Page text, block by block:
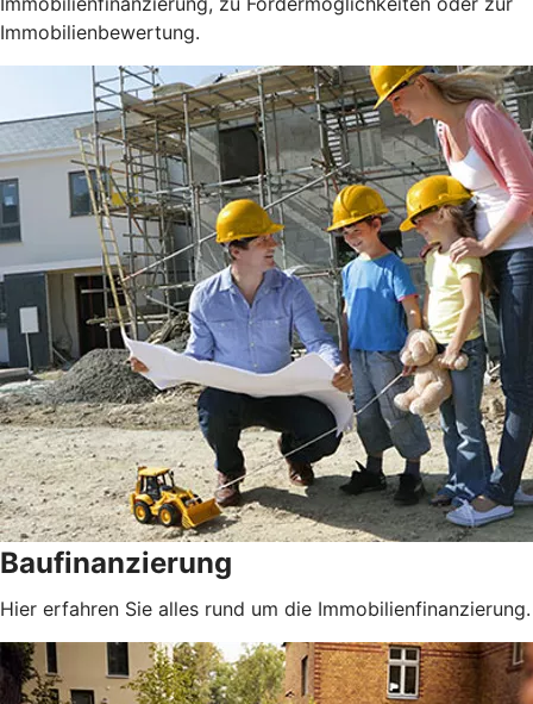
Immobilienbewertung.
Baufinanzierung
Hier erfahren Sie alles rund um die Immobilienfinanzierung.